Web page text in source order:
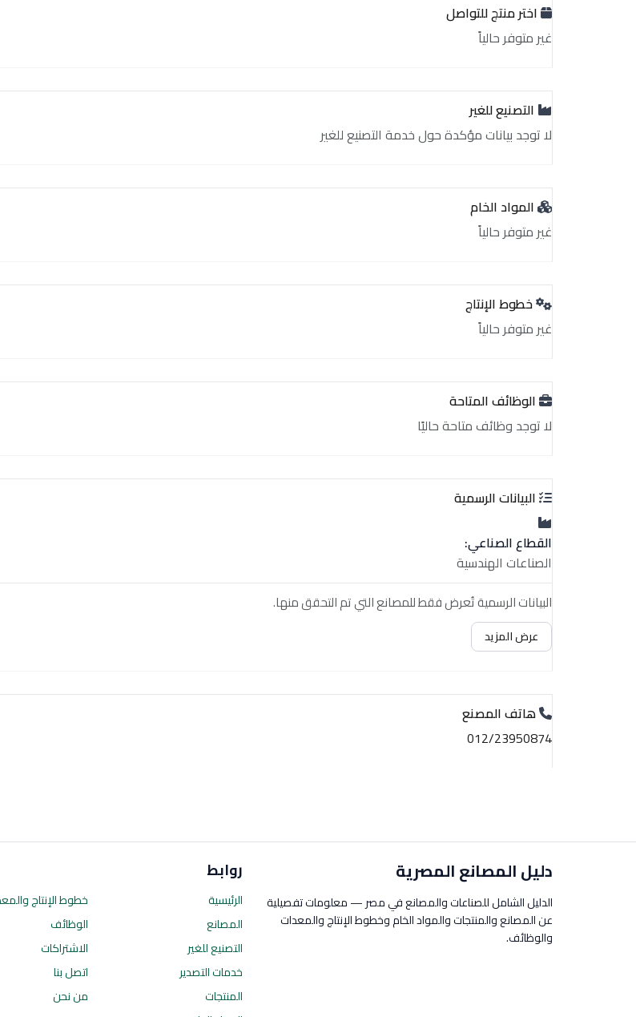
اختر منتج للتواصل
غير متوفر حالياً
التصنيع للغير
لا توجد بيانات مؤكدة حول خدمة التصنيع للغير
المواد الخام
غير متوفر حالياً
خطوط الإنتاج
غير متوفر حالياً
الوظائف المتاحة
لا توجد وظائف متاحة حاليًا
البيانات الرسمية
القطاع الصناعي:
الصناعات الهندسية
البيانات الرسمية تُعرض فقط للمصانع التي تم التحقق منها.
عرض المزيد
هاتف المصنع
012/23950874
دليل المصانع المصرية
الدليل الشامل للصناعات والمصانع في مصر — معلومات تفصيلية
عن المصانع والمنتجات والمواد الخام وخطوط الإنتاج والمعدات
والوظائف.
روابط
الرئيسية
المصانع
التصنيع للغير
خدمات التصدير
المنتجات
خطوط الإنتاج
الوظائف
الاشتراكات
اتصل بنا
من نحن